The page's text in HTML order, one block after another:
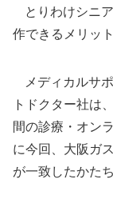
とりわけシニ
作できるメリッ
メディカルサ
トドクター社は
間の診療・オン
に今回、大阪ガ
が一致したかた